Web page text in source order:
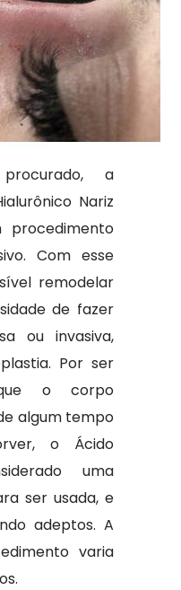
a
Nariz
Com esse
remodelar
de fazer
ou invasiva,
Por ser
o corpo
algum tempo
o Ácido
uma
ser usada, e
adeptos. A
varia